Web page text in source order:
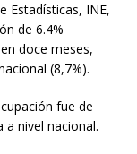
Estadísticas, INE,
de 6.4%
doce meses,
(8,7%).
fue de
nivel nacional.